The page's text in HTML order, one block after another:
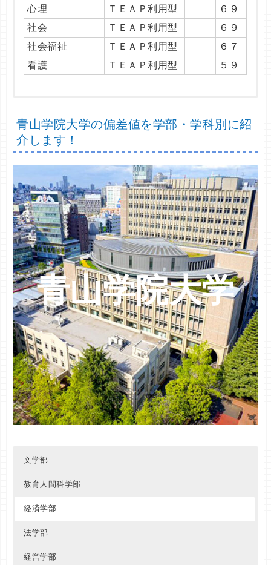
フランス文 共テ利用
新聞
併用型（共テ利
用）
７%
８
史
ＴＥＡＰ利用型
６７
国文
ドイツ文
ＴＥＡＰ利用型
６４
フランス文
ＴＥＡＰ利用型
６４
新聞
ＴＥＡＰ利用型 ６７
心理
ＴＥＡＰ利用型
６９
社会
ＴＥＡＰ利用型
６９
社会福祉
ＴＥＡＰ利用型
６７
看護
ＴＥＡＰ利用型 ５９
学科・専攻・そ
の他
共テ
率
偏差
併用型（共テ利
用）
８
９%
法律 共テ利用
９
２%
国際関係法
併用型（共テ利
用）
８
８%
国際関係法 共テ利用
９
１%
地球環境法
併用型（共テ利
用）
８
６%
地球環境法 共テ利用
８
７%
法律
ＴＥＡＰ利用型
６９
国際関係法
ＴＥＡＰ利用型
６９
地球環境法
ＴＥＡＰ利用型 ６７
学科・専攻・
その他
共テ
率
偏差
併用型（共テ利
用）
８
７%
６９
経済 共テ利用
９
１%
経営
併用型（英）（共
テ利用）
９
１%
７２
経営
併用型（数）（共
テ利用）
８
７%
６９
経営 共テ利用
９
０%
経済
ＴＥＡＰ文系
６７
経済
ＴＥＡＰ理系
６４
経営
ＴＥＡＰ利用型 ６９
学科・専攻・そ
の他
共テ
率
偏差
併用型（共テ利
用）
８
９%
６９
英語 共テ利用
８
９%
ドイツ語
併用型（共テ利
用）
８
５%
６７
ドイツ語 共テ利用
８
７%
フランス語
併用型（共テ利
用）
８
５%
６７
フランス語 共テ利用
８
８%
イスパニア語
併用型（共テ利
用）
８
４%
６７
イスパニア語 共テ利用
８
７%
ロシア語
併用型（共テ利
用）
８
２%
６４
ポルトガル語
ポルトガル語
英語
ドイツ語
学科・専攻・そ
の他
共テ
率
偏差
総合グローバル
併用型（共テ利
用）
８
７%
６７
総合グローバル 共テ利用
９
１%
総合グローバル
ＴＥＡＰ利用型 ６７
学科・専攻・そ
の他
共テ
率
偏差
物質生命理工
併用型（共テ利
用）
８
６%
６２
物質生命理工 共テ利用
９
０%
機能創造理工
併用型（共テ利
用）
８
７%
６２
機能創造理工 共テ利用
９
１%
情報理工
併用型（共テ利
用）
８
９%
６２
情報理工 共テ利用
９
１%
物質生命理工
ＴＥＡＰ利用型
６２
機能創造理工
ＴＥＡＰ利用型
６２
情報理工
ＴＥＡＰ利用型 ６４
青山学院大学の偏差値を学部・学科別に紹
介します！
青山学院大学
文学部
教育人間科学部
経済学部
法学部
経営学部